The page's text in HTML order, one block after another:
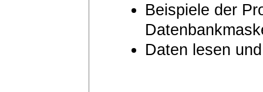
Beispiele der
Daten lesen